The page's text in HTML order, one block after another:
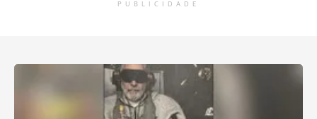
PUBLICIDADE